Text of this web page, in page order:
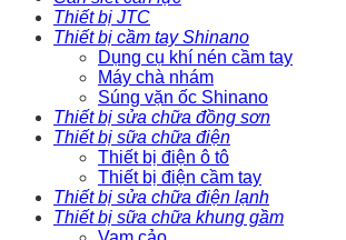
Thiết bị JTC
Thiết bị cầm tay Shinano
Dụng cụ khí nén cầm tay
Máy chà nhám
Súng vặn ốc Shinano
Thiết bị sửa chữa đồng sơn
Thiết bị sữa chữa điện
Thiết bị điện ô tô
Thiết bị điện cầm tay
Thiết bị sửa chữa điện lạnh
Thiết bị sữa chữa khung gầm